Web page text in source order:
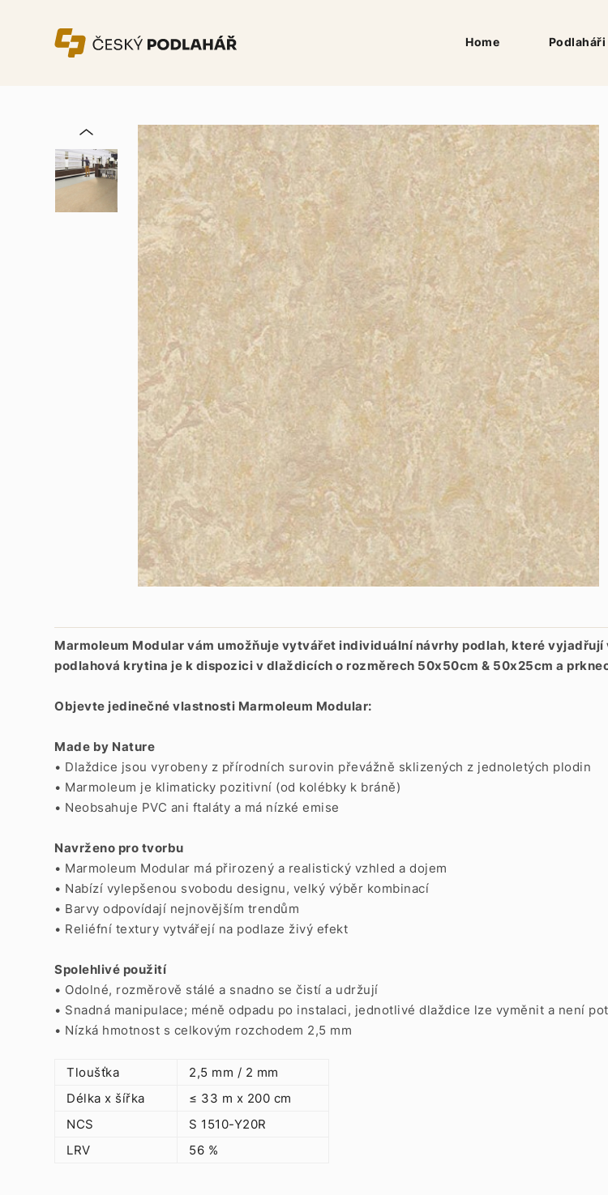
Home Podlaháři
Marmoleum Modular vám umožňuje vytvářet individuální návrhy podlah, které vyjadřují
podlahová krytina je k dispozici v dlaždicích o rozměrech 50x50cm & 50x25cm a
Objevte jedinečné vlastnosti Marmoleum Modular:
Made by Nature
• Dlaždice jsou vyrobeny z přírodních surovin převážně sklizených z jednoletých plodin
• Marmoleum je klimaticky pozitivní (od kolébky k bráně)
• Neobsahuje PVC ani ftaláty a má nízké emise
Navrženo pro tvorbu
• Marmoleum Modular má přirozený a realistický vzhled a dojem
• Nabízí vylepšenou svobodu designu, velký výběr kombinací
• Barvy odpovídají nejnovějším trendům
• Reliéfní textury vytvářejí na podlaze živý efekt
Spolehlivé použití
• Odolné, rozměrově stálé a snadno se čistí a udržují
• Snadná manipulace; méně odpadu po instalaci, jednotlivé dlaždice lze vyměnit a není
• Nízká hmotnost s celkovým rozchodem 2,5 mm
Tloušťka
2,5 mm / 2 mm
Délka x šířka
≤ 33 m x 200 cm
NCS
S 1510-Y20R
LRV
56 %